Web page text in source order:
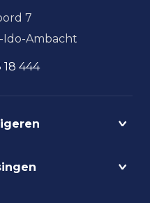
7
Ido-Ambacht
18 444